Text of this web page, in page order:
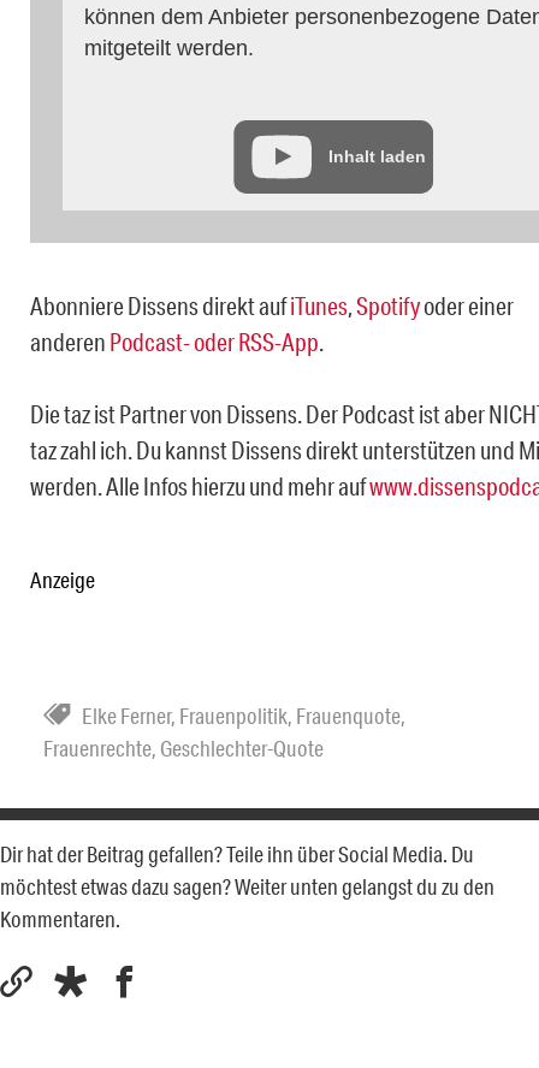
können dem Anbieter personenbezogene
mitgeteilt werden.
Inhalt laden
Abonniere Dissens direkt aufiTunes,Spotifyoder einer
anderen Podcast- oder RSS-App.
Die taz ist Partner von Dissens. Der Podcast ist aber
taz zahl ich. Du kannst Dissens direkt unterstützen und
werden. Alle Infos hierzu und mehr auf
Anzeige
Elke Ferner, Frauenpolitik, Frauenquote,
Frauenrechte, Geschlechter-Quote
Dir hat der Beitrag gefallen? Teile ihn über Social Media. Du
möchtest etwas dazu sagen? Weiter unten gelangst du zu den
Kommentaren.